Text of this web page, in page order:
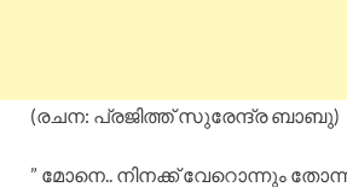
(രചന: പ്രജിത്ത് സുരേന്ദ്ര ബാബു)
” മോനെ.. നിനക്ക്‌ വേറൊന്നും